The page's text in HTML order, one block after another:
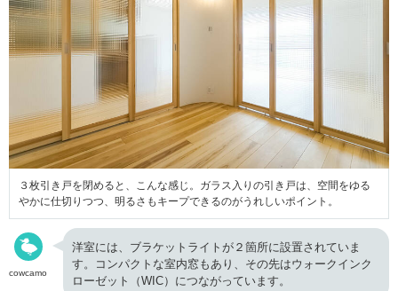
３枚引き戸を閉めると、こんな感じ。ガラス入りの引き戸は、空間をゆる
やかに仕切りつつ、明るさもキープできるのがうれしいポイント。
cowcamo
洋室には、ブラケットライトが２箇所に設置されていま
す。コンパクトな室内窓もあり、その先はウォークインク
ローゼット（WIC）につながっています。